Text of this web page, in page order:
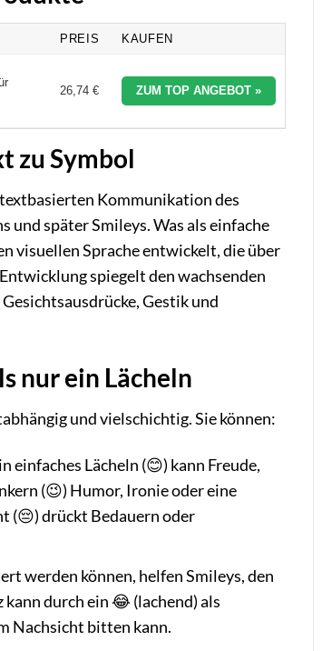
PREIS KAUFEN
26,74 € ZUM TOP ANGEBOT »
zu Symbol
Kommunikation des
später Smileys. Was als einfache
visuellen Sprache entwickelt, die über
spiegelt den wachsenden
Gestik und
nur ein Lächeln
und vielschichtig. Sie können:
Lächeln (😊) kann Freude,
(😉) Humor, Ironie oder eine
(😔) drückt Bedauern oder
werden können, helfen Smileys, den
durch ein 😂 (lachend) als
Nachsicht bitten kann.